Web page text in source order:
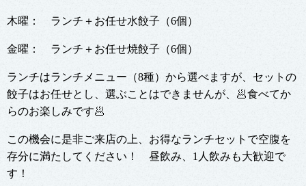
木曜： ランチ＋お任せ水餃子（6個）
金曜： ランチ＋お任せ焼餃子（6個）
ランチはランチメニュー（8種）から選べますが、セットの
餃子はお任せとし、選ぶことはできませんが、🥟食べてか
らのお楽しみです🥟
この機会に是非ご来店の上、お得なランチセットで空腹を
存分に満たしてください！ 昼飲み、1人飲みも大歓迎で
す！